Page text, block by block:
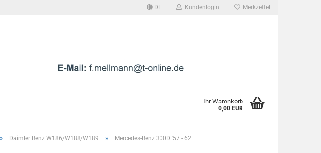
DE Kundenlogin Merkzettel
Ihr Warenkorb
0,00 EUR
» Daimler Benz W186/W188/W189 » Mercedes-Benz 300D '57 - 62